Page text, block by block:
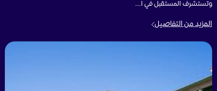
وتستشرف المستقبل في ا...
المزيد من التفاصيل